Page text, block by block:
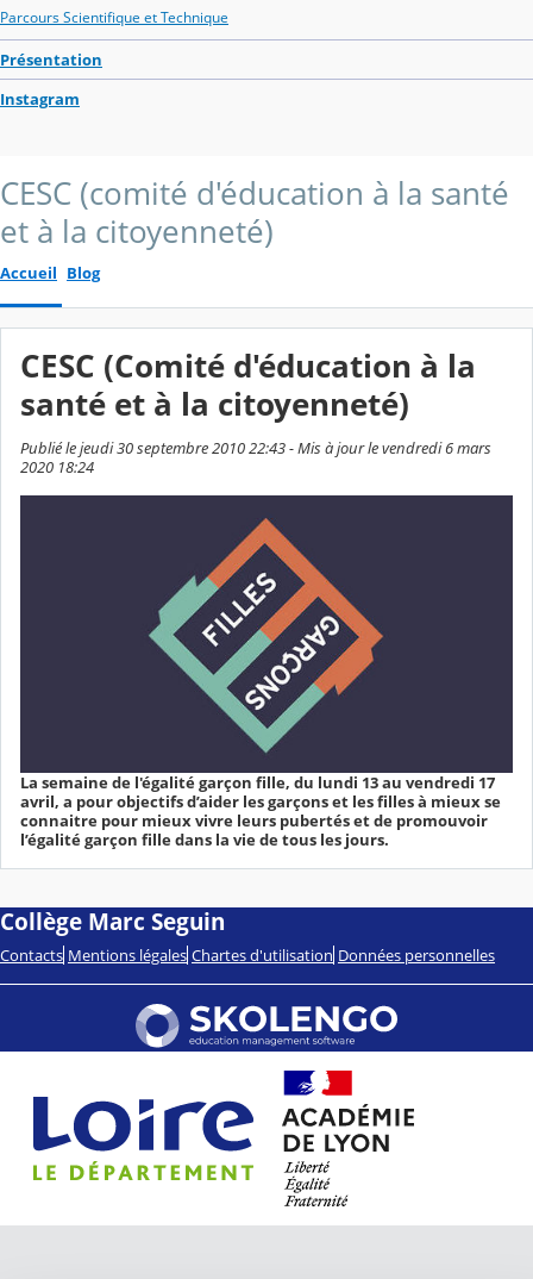
Parcours Scientifique et Technique
Présentation
Instagram
CESC (comité d'éducation à la santé
et à la citoyenneté)
Accueil Blog
CESC (Comité d'éducation à la
santé et à la citoyenneté)
Publié le jeudi 30 septembre 2010 22:43 - Mis à jour le vendredi 6 mars
2020 18:24
La semaine de l'égalité garçon fille, du lundi 13 au vendredi 17
avril, a pour objectifs d’aider les garçons et les filles à mieux se
connaitre pour mieux vivre leurs pubertés et de promouvoir
l’égalité garçon fille dans la vie de tous les jours.
Collège Marc Seguin
Contacts Mentions légales Chartes d'utilisation Données personnelles